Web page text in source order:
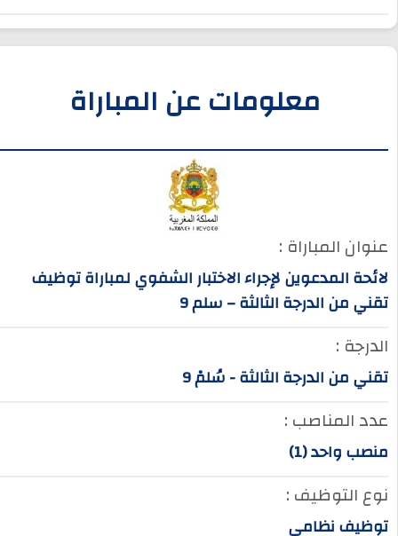
معلومات عن المباراة
عنوان المباراة :
لائحة المدعوين لإجراء الاختبار الشفوي لمباراة توظيف
تقني من الدرجة الثالثة – سلم 9
الدرجة :
تقني من الدرجة الثالثة - سُلمْ 9
عدد المناصب :
منصب واحد (1)
نوع التوظيف :
توظيف نظامي